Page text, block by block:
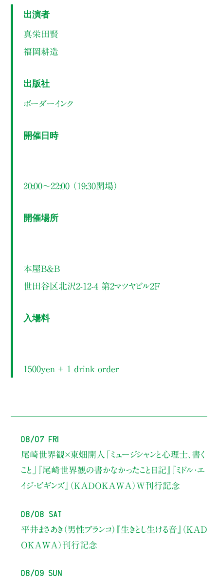
出演者
真栄田賢
福岡耕造
出版社
ボーダーインク
開催日時
20:00～22:00 （19:30開場）
開催場所
本屋B&B
世田谷区北沢2-12-4 第2マツヤビル2F
入場料
1500yen ＋ 1 drink order
08/07 Fri
尾崎世界観×東畑開人
「ミュージシャンと心理士、書く
こと」
『尾崎世界観の書かなかったこと日記』『ミドル・エ
イジ・ビギンズ』（KADOKAWA）W刊行記念
08/08 Sat
平井まさあき（男性ブランコ） 『生きとし生ける音』（KAD
OKAWA）刊行記念
08/09 Sun